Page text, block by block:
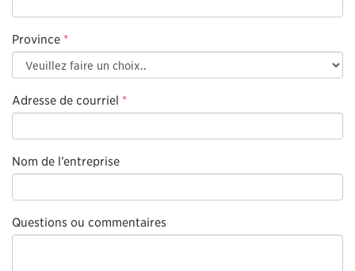
Province *
Adresse de courriel *
Nom de l’entreprise
Questions ou commentaires